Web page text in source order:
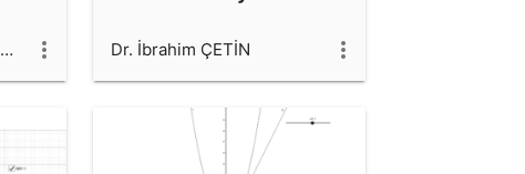
Abdulkadir KARABULUTOĞLU Dr. İbrahim ÇETİN